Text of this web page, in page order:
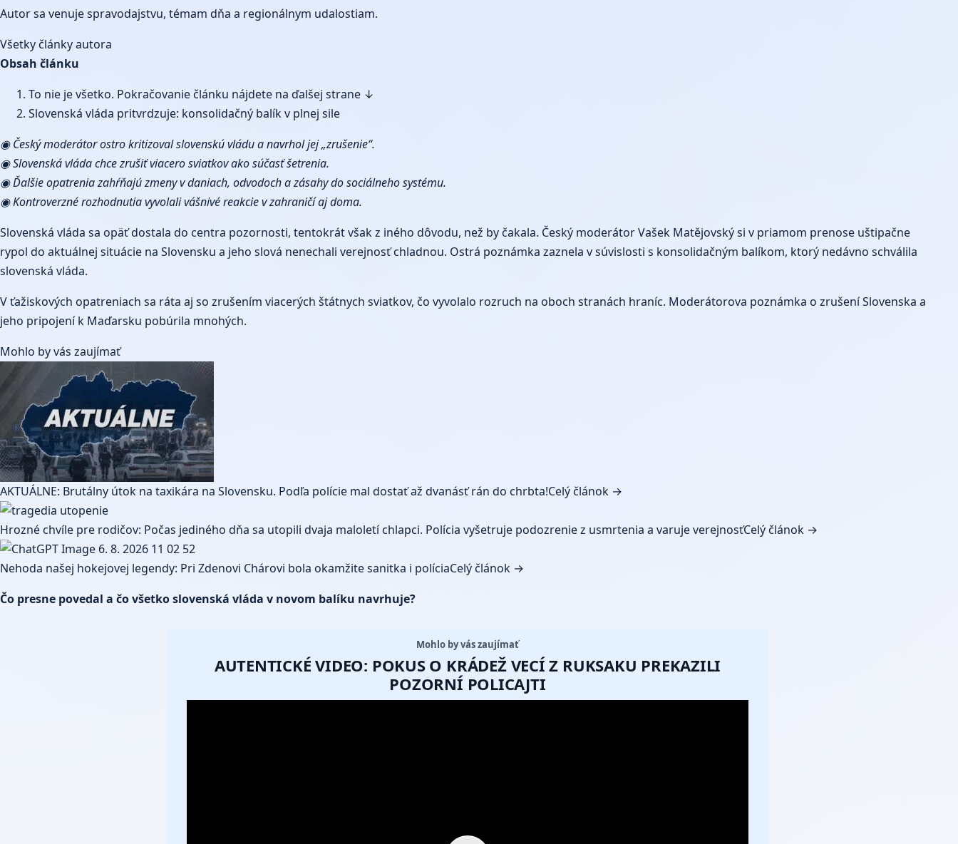
Autor sa venuje spravodajstvu, témam dňa a regionálnym udalostiam.
Všetky články autora
Obsah článku
To nie je všetko. Pokračovanie článku nájdete na ďalšej strane ↓
Slovenská vláda pritvrdzuje: konsolidačný balík v plnej sile
◉ Český moderátor ostro kritizoval slovenskú vládu a navrhol jej „zrušenie“.
◉ Slovenská vláda chce zrušiť viacero sviatkov ako súčasť šetrenia.
◉ Ďalšie opatrenia zahŕňajú zmeny v daniach, odvodoch a zásahy do sociálneho systému.
◉ Kontroverzné rozhodnutia vyvolali vášnivé reakcie v zahraničí aj doma.
Slovenská vláda sa opäť dostala do centra pozornosti, tentokrát však z iného dôvodu, než by čakala. Český moderátor Vašek Matějovský si v priamom prenose uštipačne
rypol do aktuálnej situácie na Slovensku a jeho slová nenechali verejnosť chladnou. Ostrá poznámka zaznela v súvislosti s konsolidačným balíkom, ktorý nedávno schválila
slovenská vláda.
V ťažiskových opatreniach sa ráta aj so zrušením viacerých štátnych sviatkov, čo vyvolalo rozruch na oboch stranách hraníc. Moderátorova poznámka o zrušení Slovenska a
jeho pripojení k Maďarsku pobúrila mnohých.
Mohlo by vás zaujímať
AKTUÁLNE: Brutálny útok na taxikára na Slovensku. Podľa polície mal dostať až dvanásť rán do chrbta!Celý článok →
Hrozné chvíle pre rodičov: Počas jediného dňa sa utopili dvaja maloletí chlapci. Polícia vyšetruje podozrenie z usmrtenia a varuje verejnosťCelý článok →
Nehoda našej hokejovej legendy: Pri Zdenovi Chárovi bola okamžite sanitka i políciaCelý článok →
Čo presne povedal a čo všetko slovenská vláda v novom balíku navrhuje?
Mohlo by vás zaujímať
AUTENTICKÉ VIDEO: POKUS O KRÁDEŽ VECÍ Z RUKSAKU PREKAZILI
POZORNÍ POLICAJTI